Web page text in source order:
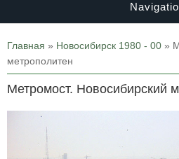
Вы здесь
Главная » Новосибирск 1980 - 00 »
метрополитен
Метромост. Новосибирский